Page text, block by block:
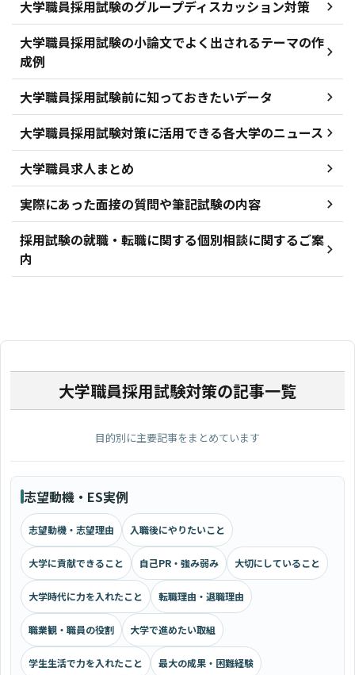
大学職員採用試験のグループディスカッション対策
大学職員採用試験の小論文でよく出されるテーマの作
成例
大学職員採用試験前に知っておきたいデータ
大学職員採用試験対策に活用できる各大学のニュース
大学職員求人まとめ
実際にあった面接の質問や筆記試験の内容
採用試験の就職・転職に関する個別相談に関するご案
内
大学職員採用試験対策の記事一覧
目的別に主要記事をまとめています
志望動機・ES実例
志望動機・志望理由 入職後にやりたいこと
大学に貢献できること 自己PR・強み弱み 大切にしていること
大学時代に力を入れたこと 転職理由・退職理由
職業観・職員の役割 大学で進めたい取組
学生生活で力を入れたこと 最大の成果・困難経験